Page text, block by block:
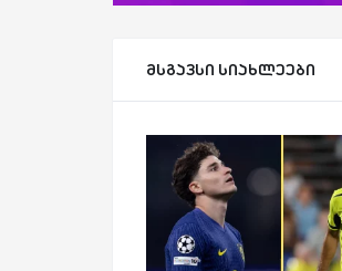
მსგავსი სიახლეები